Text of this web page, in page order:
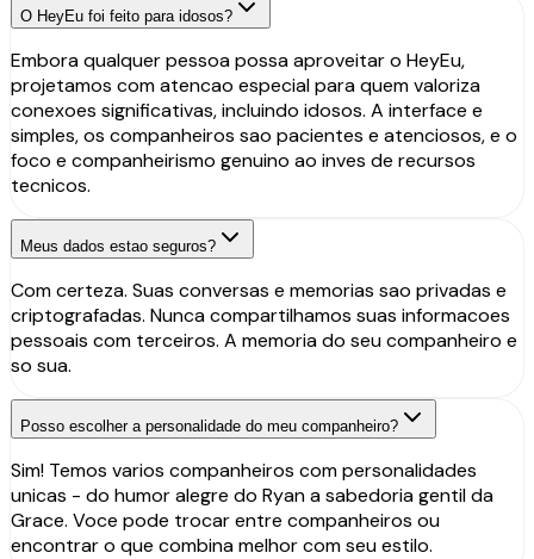
O HeyEu foi feito para idosos?
Embora qualquer pessoa possa aproveitar o HeyEu,
projetamos com atencao especial para quem valoriza
conexoes significativas, incluindo idosos. A interface e
simples, os companheiros sao pacientes e atenciosos, e o
foco e companheirismo genuino ao inves de recursos
tecnicos.
Meus dados estao seguros?
Com certeza. Suas conversas e memorias sao privadas e
criptografadas. Nunca compartilhamos suas informacoes
pessoais com terceiros. A memoria do seu companheiro e
so sua.
Posso escolher a personalidade do meu companheiro?
Sim! Temos varios companheiros com personalidades
unicas - do humor alegre do Ryan a sabedoria gentil da
Grace. Voce pode trocar entre companheiros ou
encontrar o que combina melhor com seu estilo.